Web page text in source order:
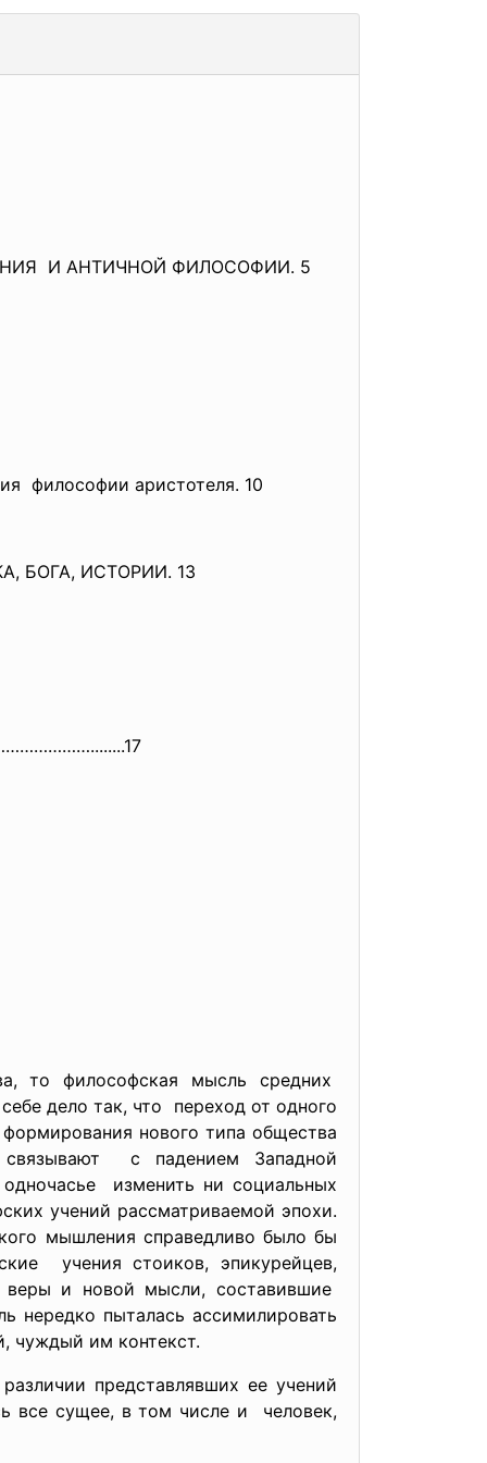
И АНТИЧНОЙ ФИЛОСОФИИ. 5
философии аристотеля. 10
БОГА, ИСТОРИИ. 13
………........17
то философская мысль средних
дело так, что переход от одного
нового типа общества
с падением Западной
изменить ни социальных
учений рассматриваемой эпохи.
мышления справедливо было бы
учения стоиков, эпикурейцев,
и новой мысли, составившие
нередко пыталась ассимилировать
чуждый им контекст.
представлявших ее учений
все сущее, в том числе и человек,